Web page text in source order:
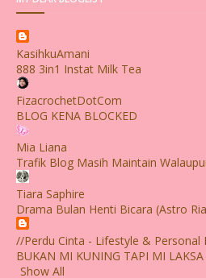
KasihkuAmani
888 3in1 Instat Milk Tea
FizacrochetDotCom
BLOG KENA BLOCKED
Mia Liana
Trafik Blog Masih Maintain
Tiara Saphire
Drama Bulan Henti Bicara (Astro
//Perdu Cinta - Lifestyle & Personal
BUKAN MI KUNING TAPI MI LAKSA
Show All